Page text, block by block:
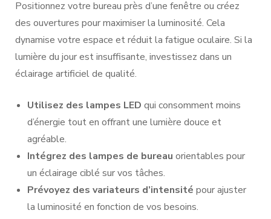
Positionnez votre bureau près d’une fenêtre ou créez
des ouvertures pour maximiser la luminosité. Cela
dynamise votre espace et réduit la fatigue oculaire. Si la
lumière du jour est insuffisante, investissez dans un
éclairage artificiel de qualité.
Utilisez des lampes LED qui consomment moins
d’énergie tout en offrant une lumière douce et
agréable.
Intégrez des lampes de bureau orientables pour
un éclairage ciblé sur vos tâches.
Prévoyez des variateurs d’intensité pour ajuster
la luminosité en fonction de vos besoins.